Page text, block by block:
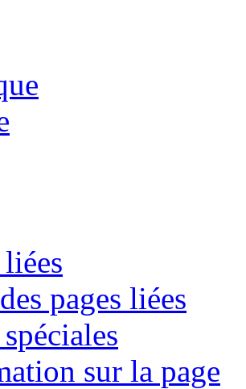
liées
pages liées
sur la page